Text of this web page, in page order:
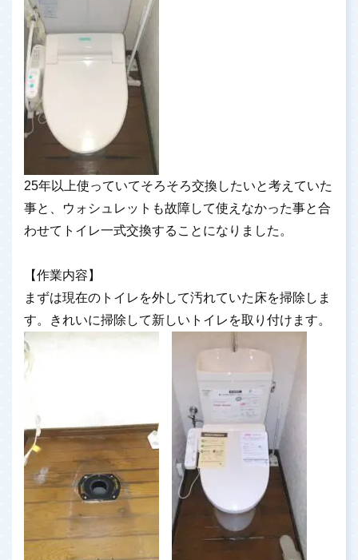
25年以上使っていてそろそろ交換したいと考えていた
事と、ウォシュレットも故障して使えなかった事と合
わせてトイレ一式交換することになりました。
【作業内容】
まずは現在のトイレを外して汚れていた床を掃除しま
す。きれいに掃除して新しいトイレを取り付けます。